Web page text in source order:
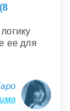
ее для